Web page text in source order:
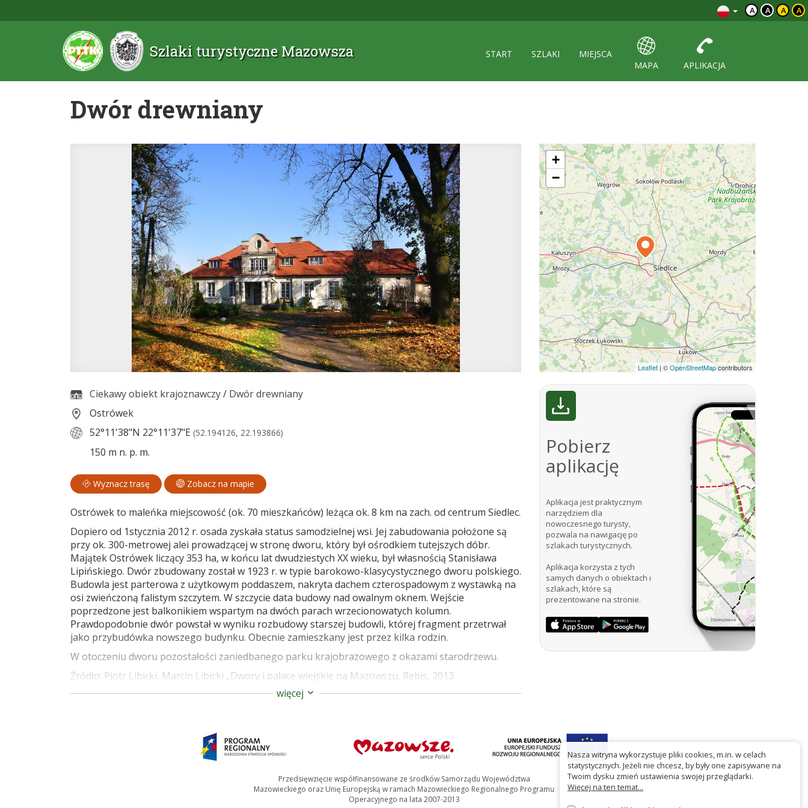
A A A A
Szlaki turystyczne Mazowsza START SZLAKI
MIEJSCA
MAPA
APLIKACJA
Dwór drewniany
Ciekawy obiekt krajoznawczy/ Dwór drewniany
Ostrówek
52°11'38"N 22°11'37"E (52.194126, 22.193866)
150 m n. p. m.
Wyznacz trasę Zobacz na mapie
Ostrówek to maleńka miejscowość (ok. 70 mieszkańców) leżąca ok. 8 km na zach. od centrum Siedlec.
Dopiero od 1stycznia 2012 r. osada zyskała status samodzielnej wsi. Jej zabudowania położone są
przy ok. 300-metrowej alei prowadzącej w stronę dworu, który był ośrodkiem tutejszych dóbr.
Majątek Ostrówek liczący 353 ha, w końcu lat dwudziestych XX wieku, był własnością Stanisława
Lipińskiego. Dwór zbudowany został w 1923 r. w typie barokowo-klasycystycznego dworu polskiego.
Budowla jest parterowa z użytkowym poddaszem, nakryta dachem czterospadowym z wystawką na
osi zwieńczoną falistym szczytem. W szczycie data budowy nad owalnym oknem. Wejście
poprzedzone jest balkonikiem wspartym na dwóch parach wrzecionowatych kolumn.
Prawdopodobnie dwór powstał w wyniku rozbudowy starszej budowli, której fragment przetrwał
jako przybudówka nowszego budynku. Obecnie zamieszkany jest przez kilka rodzin.
W otoczeniu dworu pozostałości zaniedbanego parku krajobrazowego z okazami starodrzewu.
Źródło: Piotr Libicki, Marcin Libicki „Dwory i pałace wiejskie na Mazowszu, Rebis, 2013
Internet:http://pl.wikipedia.org/wiki/Ostrówek_(powiat_siedlecki)
więcej
+
−
Leaflet | ©OpenStreetMapcontributors
Pobierz
aplikację
Aplikacja jest praktycznym
narzędziem dla
nowoczesnego turysty,
pozwala na nawigację po
szlakach turystycznych.
Aplikacja korzysta z tych
samych danych o obiektach i
szlakach, które są
prezentowane na stronie.
Przedsięwzięcie współfinansowane ze środków Samorządu Województwa
Mazowieckiego oraz Unię Europejską w ramach Mazowieckiego Regionalnego Programu
Operacyjnego na lata 2007-2013
Nasza witryna wykorzystuje pliki cookies, m.in. w celach
statystycznych. Jeżeli nie chcesz, by były one zapisywane na
Twoim dysku zmień ustawienia swojej przeglądarki.
Więcej na ten temat...